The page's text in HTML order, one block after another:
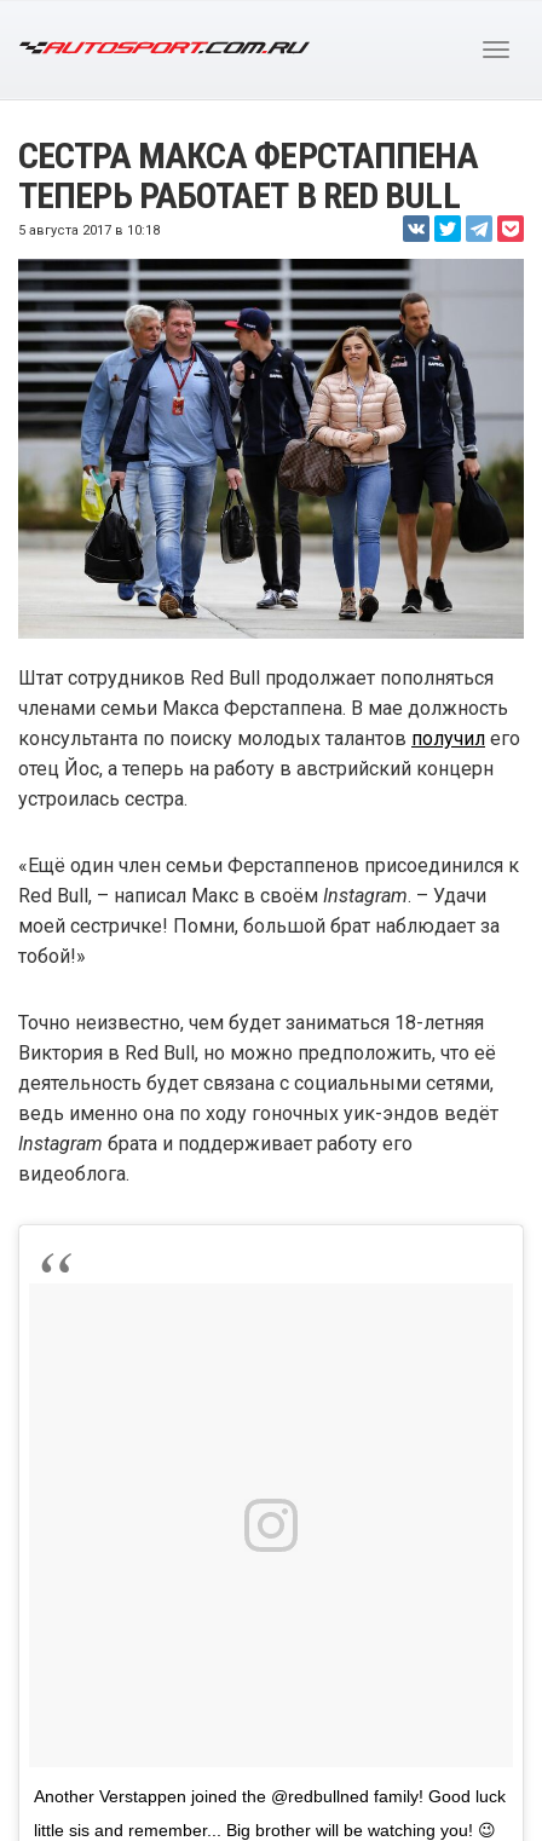
СЕСТРА МАКСА ФЕРСТАППЕНА
ТЕПЕРЬ РАБОТАЕТ В RED BULL
5 августа 2017 в 10:18
Штат сотрудников Red Bull продолжает пополняться
членами семьи Макса Ферстаппена. В мае должность
консультанта по поиску молодых талантов получил его
отец Йос, а теперь на работу в австрийский концерн
устроилась сестра.
«Ещё один член семьи Ферстаппенов присоединился к
Red Bull, – написал Макс в своём Instagram. – Удачи
моей сестричке! Помни, большой брат наблюдает за
тобой!»
Точно неизвестно, чем будет заниматься 18-летняя
Виктория в Red Bull, но можно предположить, что её
деятельность будет связана с социальными сетями,
ведь именно она по ходу гоночных уик-эндов ведёт
Instagram брата и поддерживает работу его
видеоблога.
Another Verstappen joined the @redbullned family! Good luck
little sis and remember... Big brother will be watching you! 😉